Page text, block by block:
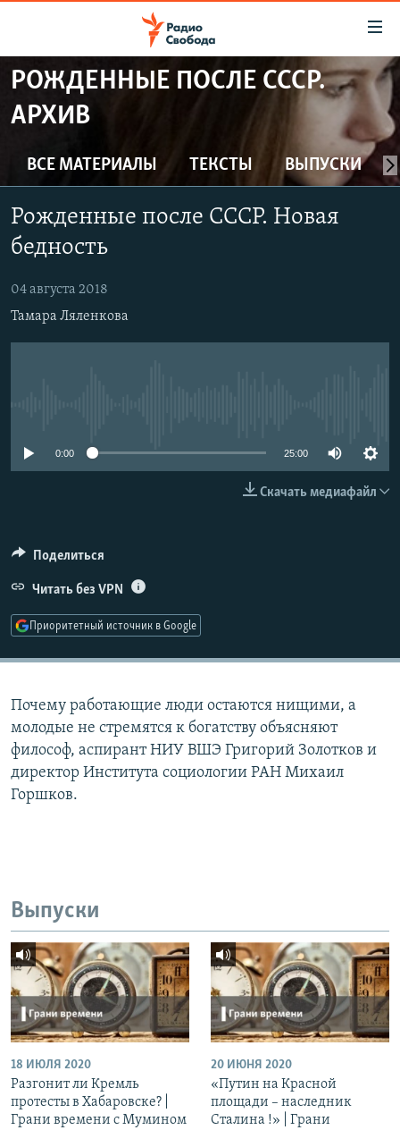
упрощенного
доступа
Вернутся
навигации
Вернутся
ПРОГРАММЫ
ПОДКАСТЫ
АВТОРСКИЕ ПРОЕКТЫ
ЦИТАТЫ СВОБОДЫ
МНЕНИЯ
КУЛЬТУРА
IDEL.РЕАЛИИ
КАВКАЗ.РЕАЛИИ
ПОДПИШИТЕСЬ НА РАССЫЛКУ
Все сайты РСЕ/РС
РОЖДЕННЫЕ ПОСЛЕ СССР.
АРХИВ
ВСЕ МАТЕРИАЛЫ ТЕКСТЫ ВЫПУСКИ
Рожденные после СССР. Новая
бедность
04 августа 2018
Тамара Ляленкова
0:00 25:00
Скачать медиафайл
Поделиться
Читать без VPN
Приоритетный источник в Google
Почему работающие люди остаются нищими, а
молодые не стремятся к богатству объясняют
философ, аспирант НИУ ВШЭ Григорий Золотков и
директор Института социологии РАН Михаил
Горшков.
Выпуски
18 ИЮЛЯ 2020
Разгонит ли Кремль
протесты в Хабаровске? |
Грани времени с Мумином
20 ИЮНЯ 2020
«Путин на Красной
площади – наследник
Сталина !» | Грани